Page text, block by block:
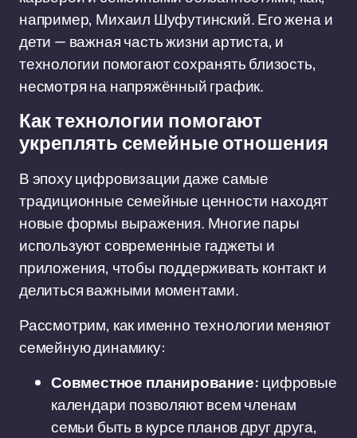
например, Михаил Шуфутинский. Его жена и
дети — важная часть жизни артиста, и
технологии помогают сохранять близость,
несмотря на напряжённый график.
Как технологии помогают
укреплять семейные отношения
В эпоху цифровизации даже самые
традиционные семейные ценности находят
новые формы выражения. Многие пары
используют современные гаджеты и
приложения, чтобы поддерживать контакт и
делиться важными моментами.
Рассмотрим, как именно технологии меняют
семейную динамику:
Совместное планирование: цифровые
календари позволяют всем членам
семьи быть в курсе планов друг друга,